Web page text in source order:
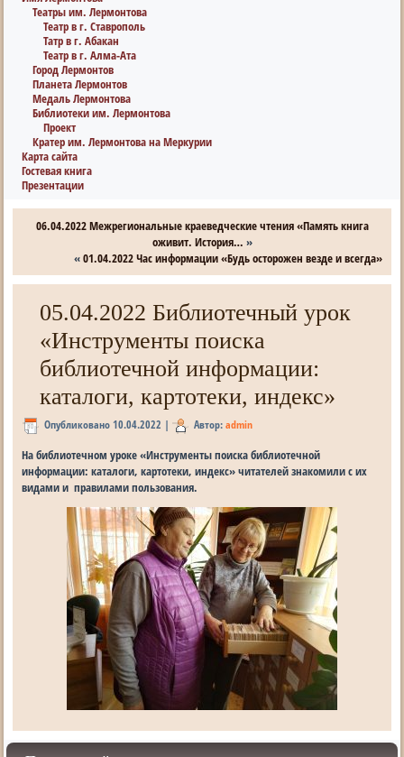
Театры им. Лермонтова
Театр в г. Ставрополь
Татр в г. Абакан
Театр в г. Алма-Ата
Город Лермонтов
Планета Лермонтов
Медаль Лермонтова
Библиотеки им. Лермонтова
Проект
Кратер им. Лермонтова на Меркурии
Карта сайта
Гостевая книга
Презентации
06.04.2022 Межрегиональные краеведческие чтения «Память книга
оживит. История… »
«01.04.2022 Час информации «Будь осторожен везде и всегда»
05.04.2022 Библиотечный урок
«Инструменты поиска
библиотечной информации:
каталоги, картотеки, индекс»
Опубликовано 10.04.2022 | Автор: admin
На библиотечном уроке «Инструменты поиска библиотечной
информации: каталоги, картотеки, индекс» читателей знакомили с их
видами и правилами пользования.